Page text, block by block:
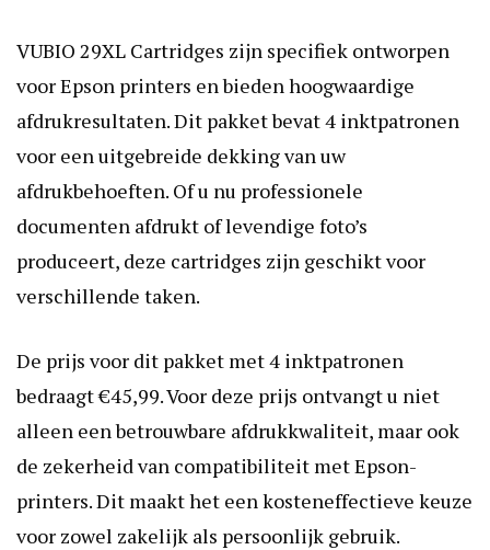
VUBIO 29XL Cartridges zijn specifiek ontworpen
voor Epson printers en bieden hoogwaardige
afdrukresultaten. Dit pakket bevat 4 inktpatronen
voor een uitgebreide dekking van uw
afdrukbehoeften. Of u nu professionele
documenten afdrukt of levendige foto’s
produceert, deze cartridges zijn geschikt voor
verschillende taken.
De prijs voor dit pakket met 4 inktpatronen
bedraagt €45,99. Voor deze prijs ontvangt u niet
alleen een betrouwbare afdrukkwaliteit, maar ook
de zekerheid van compatibiliteit met Epson-
printers. Dit maakt het een kosteneffectieve keuze
voor zowel zakelijk als persoonlijk gebruik.